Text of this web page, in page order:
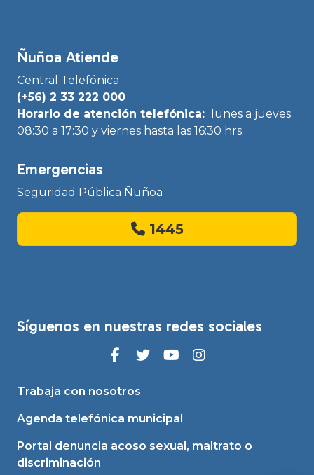
Ñuñoa Atiende
Central Telefónica
(+56) 2 33 222 000
Horario de atención telefónica:
lunes a jueves
08:30 a 17:30 y viernes hasta las 16:30 hrs.
Emergencias
Seguridad Pública Ñuñoa
1445
Síguenos en nuestras redes sociales
Trabaja con nosotros
Agenda telefónica municipal
Portal denuncia acoso sexual, maltrato o
discriminación